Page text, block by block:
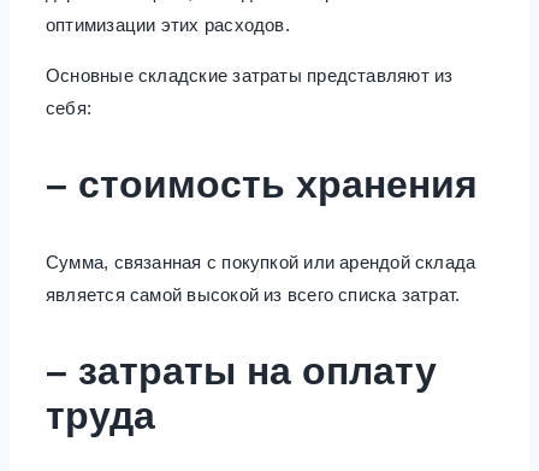
оптимизации этих расходов.
Основные складские затраты представляют из
себя:
– стоимость хранения
Сумма, связанная с покупкой или арендой склада
является самой высокой из всего списка затрат.
– затраты на оплату
труда